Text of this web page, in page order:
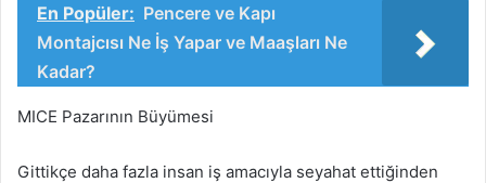
En Popüler: Pencere ve Kapı
Montajcısı Ne İş Yapar ve Maaşları Ne
Kadar?
MICE Pazarının Büyümesi
Gittikçe daha fazla insan iş amacıyla seyahat ettiğinden